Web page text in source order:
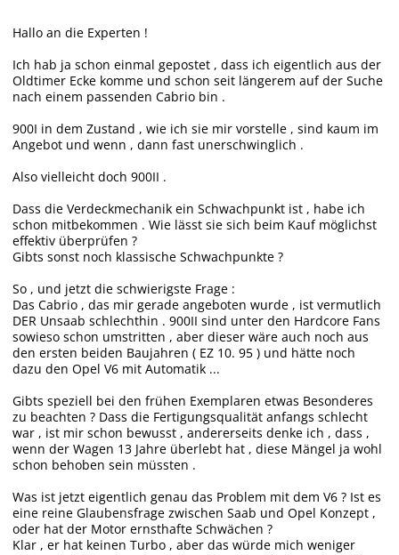
Hallo an die Experten !
Ich hab ja schon einmal gepostet , dass ich eigentlich aus der
Oldtimer Ecke komme und schon seit längerem auf der Suche
nach einem passenden Cabrio bin .
900I in dem Zustand , wie ich sie mir vorstelle , sind kaum im
Angebot und wenn , dann fast unerschwinglich .
Also vielleicht doch 900II .
Dass die Verdeckmechanik ein Schwachpunkt ist , habe ich
schon mitbekommen . Wie lässt sie sich beim Kauf möglichst
effektiv überprüfen ?
Gibts sonst noch klassische Schwachpunkte ?
So , und jetzt die schwierigste Frage :
Das Cabrio , das mir gerade angeboten wurde , ist vermutlich
DER Unsaab schlechthin . 900II sind unter den Hardcore Fans
sowieso schon umstritten , aber dieser wäre auch noch aus
den ersten beiden Baujahren ( EZ 10. 95 ) und hätte noch
dazu den Opel V6 mit Automatik ...
Gibts speziell bei den frühen Exemplaren etwas Besonderes
zu beachten ? Dass die Fertigungsqualität anfangs schlecht
war , ist mir schon bewusst , andererseits denke ich , dass ,
wenn der Wagen 13 Jahre überlebt hat , diese Mängel ja wohl
schon behoben sein müssten .
Was ist jetzt eigentlich genau das Problem mit dem V6 ? Ist es
eine reine Glaubensfrage zwischen Saab und Opel Konzept ,
oder hat der Motor ernsthafte Schwächen ?
Klar , er hat keinen Turbo , aber das würde mich weniger